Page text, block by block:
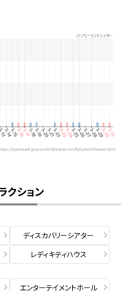
クション
ディスカバリーシアター
レディキティハウス
エンターテイメントホール